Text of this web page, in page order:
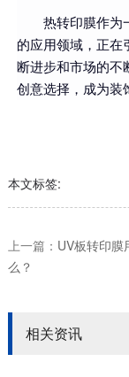
热转印膜作为
的应用领域，正在
断进步和市场的不
创意选择，成为装
本文标签:
上一篇： UV板转印膜
么？
相关资讯